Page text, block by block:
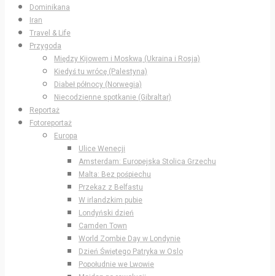
Dominikana
Iran
Travel & Life
Przygoda
Między Kijowem i Moskwą (Ukraina i Rosja)
Kiedyś tu wrócę (Palestyna)
Diabeł północy (Norwegia)
Niecodzienne spotkanie (Gibraltar)
Reportaż
Fotoreportaż
Europa
Ulice Wenecji
Amsterdam: Europejska Stolica Grzechu
Malta: Bez pośpiechu
Przekaz z Belfastu
W irlandzkim pubie
Londyński dzień
Camden Town
World Zombie Day w Londynie
Dzień Świętego Patryka w Oslo
Popołudnie we Lwowie